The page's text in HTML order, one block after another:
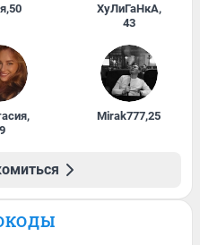
,50 ХуЛиГаНкА,
43
,
Mirak777,25